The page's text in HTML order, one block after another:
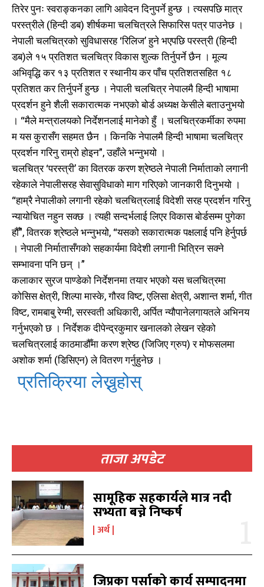
खोज्नुहोस्
काबिलखबर एफएम सुन्नुहोस
काबिल-खबर टिभी
खोज्नुहोस्
काबिलखबर एफएम सुन्नुहोस
काबिल-खबर टिभी
ताजा अपडेट
सामूहिक सहकार्यले मात्र नदी
सभ्यता बच्ने निष्कर्ष
अर्थ
जिप्रका पर्साको कार्य सम्पादनमा
तिरेर पुनः स्वराङ्कनका लागि आवेदन दिनुपर्ने हुन्छ । त्यसपछि मात्र
परस्त्रीले (हिन्दी डब) शीर्षकमा चलचित्रले सिफारिस पत्र पाउनेछ ।
नेपाली चलचित्रको सुविधासरह ‘रिलिज’ हुने भएपछि परस्त्री (हिन्दी
डब)ले १५ प्रतिशत चलचित्र विकास शुल्क तिर्नुपर्ने छैन । मूल्य
अभिवृद्धि कर १३ प्रतिशत र स्थानीय कर पाँच प्रतिशतसहित १८
प्रतिशत कर तिर्नुपर्ने हुन्छ । नेपाली चलचित्र नेपालमै हिन्दी भाषामा
प्रदर्शन हुने शैली सकारात्मक नभएको बोर्ड अध्यक्ष केसीले बताउनुभयो
। “मैले मन्त्रालयको निर्देशनलाई मानेको हुँ । चलचित्रकर्मीका रुपमा
म यस कुरासँग सहमत छैन । किनकि नेपालमै हिन्दी भाषामा चलचित्र
प्रदर्शन गरिनु राम्रो होइन”, उहाँले भन्नुभयो ।
चलचित्र ‘परस्त्री’ का वितरक करण श्रेष्ठले नेपाली निर्माताको लगानी
रहेकाले नेपालीसरह सेवासुविधाको माग गरिएको जानकारी दिनुभयो ।
“हाम्रै नेपालीको लगानी रहेको चलचित्रलाई विदेशी सरह प्रदर्शन गरिनु
न्यायोचित नहुन सक्छ । त्यही सन्दर्भलाई लिएर विकास बोर्डसम्म पुगेका
हौँ”, वितरक श्रेष्ठले भन्नुभयो, “यसको सकारात्मक पक्षलाई पनि हेर्नुपर्छ
। नेपाली निर्मातासँगको सहकार्यमा विदेशी लगानी भित्रिन सक्ने
सम्भावना पनि छन् ।”
कलाकार सुरज पाण्डेको निर्देशनमा तयार भएको यस चलचित्रमा
कोसिस क्षेत्री, शिल्पा मास्के, गौरव विष्ट, एलिसा क्षेत्री, अशान्त शर्मा, गीत
विष्ट, रामबाबु रेग्मी, सरस्वती अधिकारी, अर्पित न्यौपानेलगायतले अभिनय
गर्नुभएको छ । निर्देशक दीपेन्द्रकुमार खनालको लेखन रहेको
चलचित्रलाई काठमाडौँमा करण श्रेष्ठ (जिजिए ग्रुप) र मोफसलमा
अशोक शर्मा (डिसिएन) ले वितरण गर्नुहुनेछ ।
प्रतिक्रिया लेख्नुहोस्